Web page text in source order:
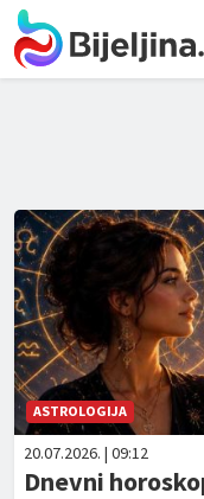
ASTROLOGIJA
20.07.2026. | 09:12
Dnevni